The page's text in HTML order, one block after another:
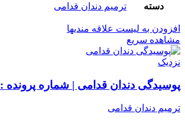
دسته ترمیم دندان قدامی
افزودن به لیست علاقه مندیها
مشاهده سریع
نزدیک
پوسیدگی دندان قدامی | شماره پرونده : 2934
ترمیم دندان قدامی